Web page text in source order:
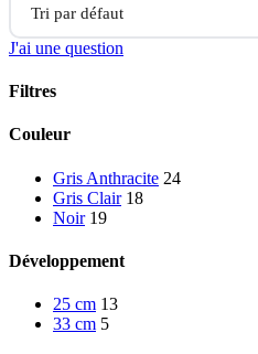
J'ai une question
Filtres
Close
Couleur
Gris Anthracite 24
Gris Clair 18
Noir 19
Développement
25 cm 13
33 cm 5